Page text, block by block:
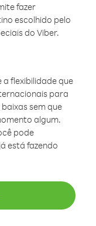
fazer
escolhido pelo
do Viber.
a flexibilidade que
para
sem que
algum.
pode
está fazendo